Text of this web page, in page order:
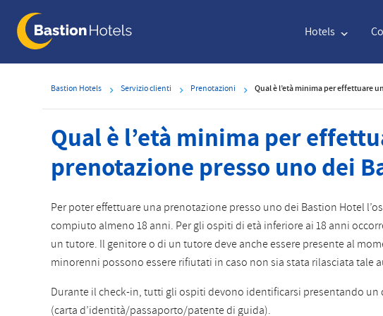
main
content
Hotels
Bastion Hotels Servizio clienti Prenotazioni Qual è l’età minima per effettuare
Qual è l’età minima per
prenotazione presso uno dei
Per poter effettuare una prenotazione presso uno dei Bastion Hotel
compiuto almeno 18 anni. Per gli ospiti di età inferiore ai 18 anni
un tutore. Il genitore o di un tutore deve anche essere presente al
minorenni possono essere rifiutati in caso non sia stata rilasciata tale
Durante il check-in, tutti gli ospiti devono identificarsi presentando
(carta d’identità/passaporto/patente di guida).